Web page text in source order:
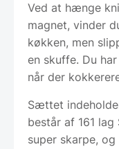
Ved at hænge
magnet, vinder
køkken, men
en skuffe. Du
når der
Sættet
består af 161
super skarpe,